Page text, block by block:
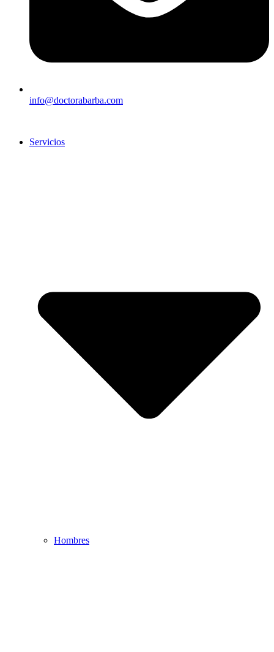
info@doctorabarba.com
Servicios
Hombres